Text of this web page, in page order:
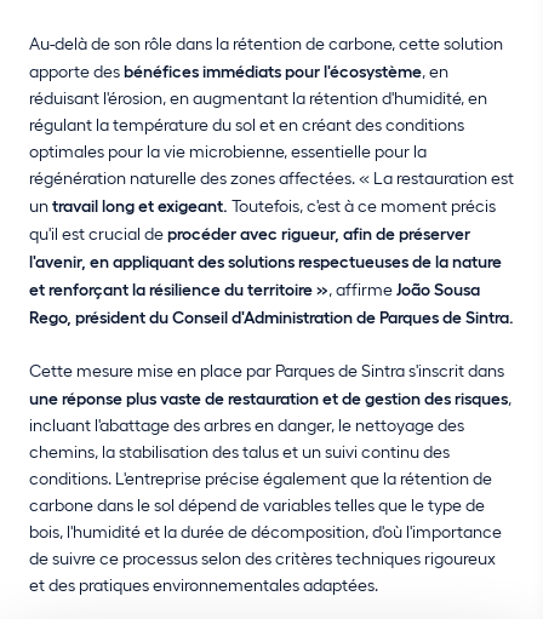
Au-delà de son rôle dans la rétention de carbone, cette solution
apporte desbénéfices immédiats pour l'écosystème, en
réduisant l'érosion, en augmentant la rétention d'humidité, en
régulant la température du sol et en créant des conditions
optimales pour la vie microbienne, essentielle pour la
régénération naturelle des zones affectées. « La restauration est
untravail long et exigeant. Toutefois, c'est à ce moment précis
qu'il est crucial deprocéder avec rigueur, afin de préserver
l'avenir, en appliquant des solutions respectueuses de la nature
et renforçant la résilience du territoire », affirme João Sousa
Rego, président du Conseil d'Administration de Parques de Sintra.
Cette mesure mise en place par Parques de Sintra s'inscrit dans
une réponse plus vaste de restauration et de gestion des risques,
incluant l'abattage des arbres en danger, le nettoyage des
chemins, la stabilisation des talus et un suivi continu des
conditions. L'entreprise précise également que la rétention de
carbone dans le sol dépend de variables telles que le type de
bois, l'humidité et la durée de décomposition, d'où l'importance
de suivre ce processus selon des critères techniques rigoureux
et des pratiques environnementales adaptées.